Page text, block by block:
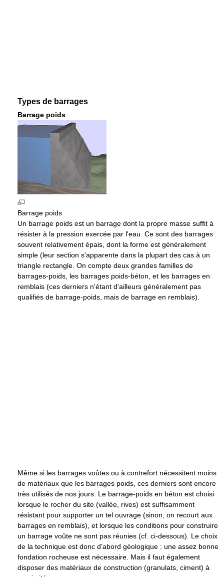
Types de barrages
Barrage poids
Barrage poids
Un barrage poids est un barrage dont la propre masse suffit à
résister à la pression exercée par l'eau. Ce sont des barrages
souvent relativement épais, dont la forme est généralement
simple (leur section s'apparente dans la plupart des cas à un
triangle rectangle. On compte deux grandes familles de
barrages-poids, les barrages poids-béton, et les barrages en
remblais (ces derniers n'étant d'ailleurs généralement pas
qualifiés de barrage-poids, mais de barrage en remblais).
Même si les barrages voûtes ou à contrefort nécessitent moins
de matériaux que les barrages poids, ces derniers sont encore
très utilisés de nos jours. Le barrage-poids en béton est choisi
lorsque le rocher du site (vallée, rives) est suffisamment
résistant pour supporter un tel ouvrage (sinon, on recourt aux
barrages en remblais), et lorsque les conditions pour construire
un barrage voûte ne sont pas réunies (cf. ci-dessous). Le choix
de la technique est donc d'abord géologique : une assez bonne
fondation rocheuse est nécessaire. Mais il faut également
disposer des matériaux de construction (granulats, ciment) à